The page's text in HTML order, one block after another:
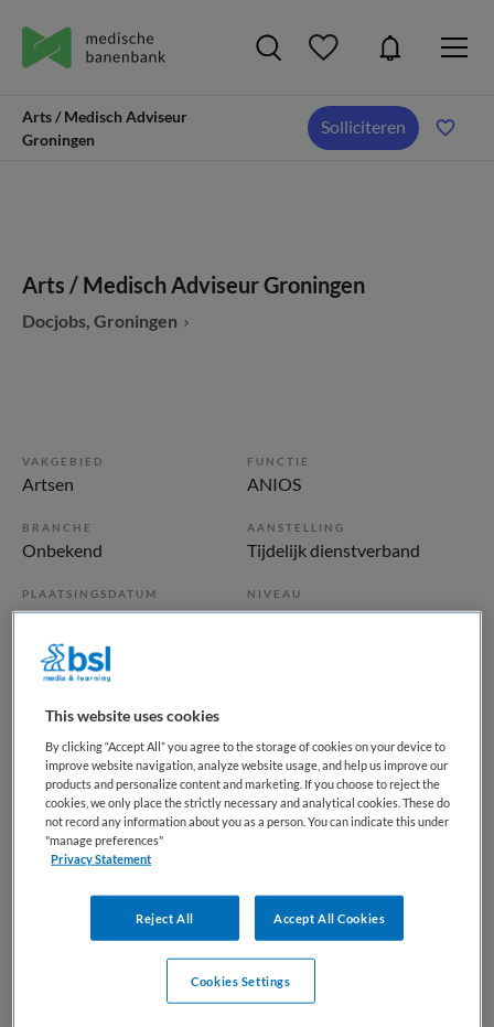
Arts / Medisch Adviseur
Groningen
Solliciteren
Arts / Medisch Adviseur Groningen
Docjobs, Groningen
VAKGEBIED
Artsen
FUNCTIE
ANIOS
BRANCHE
Onbekend
AANSTELLING
Tijdelijk dienstverband
PLAATSINGSDATUM
17 mei 2026
NIVEAU
WO
ERVARING
Starter
Vacature niet beschikbaar
Deze vacature Arts / Medisch Adviseur Groningen bij
Docjobs is niet meer actueel. Hieronder staan enkele
vergelijkbare vacatures die voor u wellicht interessant zijn.
This website uses cookies
By clicking “Accept All” you agree to the storage of cookies on your device to
improve website navigation, analyze website usage, and help us improve our
products and personalize content and marketing. If you choose to reject the
cookies, we only place the strictly necessary and analytical cookies. These do
not record any information about you as a person. You can indicate this under
"manage preferences"
Privacy Statement
Reject All Accept All Cookies
Cookies Settings